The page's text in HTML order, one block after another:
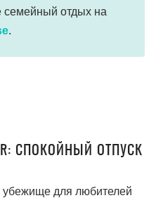
семейный отдых на
.
СПОКОЙНЫЙ ОТПУСК
убежище для любителей